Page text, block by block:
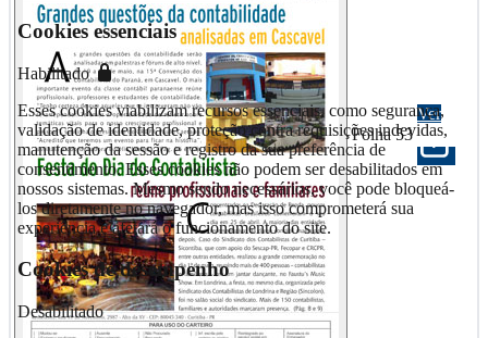
Folha 53
Ver
Cookies essenciais
Habilitado
Esses cookies viabilizam recursos essenciais, como segurança,
validação de identidade, proteção contra requisições indevidas,
manutenção da sessão e registro da sua preferência de
consentimento. Esses cookies não podem ser desabilitados em
nossos sistemas. Mesmo sendo necessários, você pode bloqueá-
los diretamente no navegador, mas isso comprometerá sua
experiência e afetará o funcionamento do site.
Cookies de desempenho
Desabilitado